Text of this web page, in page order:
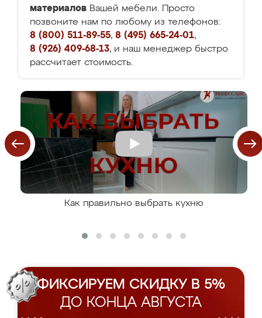
материалов Вашей мебели. Просто
позвоните нам по любому из телефонов:
8 (800) 511-89-55, 8 (495) 665-24-01,
8 (926) 409-68-13, и наш менеджер быстро
рассчитает стоимость.
Как правильно выбрать кухню
ФИКСИРУЕМ СКИДКУ В 5%
ДО КОНЦА АВГУСТА